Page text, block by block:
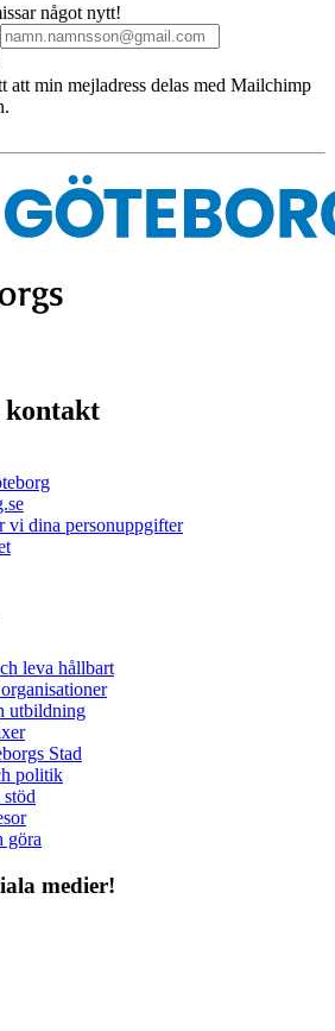
något nytt!
att min mejladress delas med Mailchimp
kontakt
vi dina personuppgifter
leva hållbart
utbildning
Stad
politik
stöd
göra
medier!